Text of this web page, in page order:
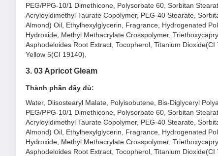
PEG/PPG-10/1 Dimethicone, Polysorbate 60, Sorbitan
Acryloyldimethyl Taurate Copolymer, PEG-40 Stearate,
Almond) Oil, Ethylhexylglycerin, Fragrance, Hydrogenated
Hydroxide, Methyl Methacrylate Crosspolymer,
Asphodeloides Root Extract, Tocopherol, Titanium
Yellow 5(CI 19140).
3. 03 Apricot Gleam
Thành phần đầy đủ:
Water, Diisostearyl Malate, Polyisobutene, Bis-Diglyceryl
PEG/PPG-10/1 Dimethicone, Polysorbate 60, Sorbitan
Acryloyldimethyl Taurate Copolymer, PEG-40 Stearate,
Almond) Oil, Ethylhexylglycerin, Fragrance, Hydrogenated
Hydroxide, Methyl Methacrylate Crosspolymer,
Asphodeloides Root Extract, Tocopherol, Titanium